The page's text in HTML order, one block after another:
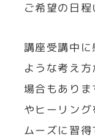
ご希望の日程
講座受講中
ような考え
場合もあり
やヒーリン
ムーズに習